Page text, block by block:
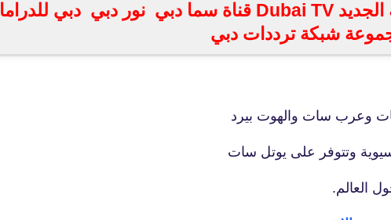
تردد الباقة الكاملة دبي الرياضية الجديد Dubai TV قناة سما دبي نور دبي دبي للدراما
شبكة ترددات دبي
وعرب سات والهوت بيرد
وتتوفر على يوتل سات
العالم.